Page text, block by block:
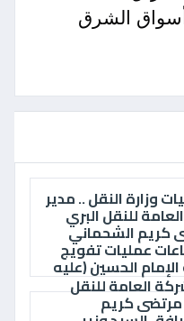
الشرق
وزارة النقل .. مدير
للنقل البري
كريم الشحماني
عمليات تفويج
الإمام الحسين (عليه
العامة للنقل
مرتضى كريم